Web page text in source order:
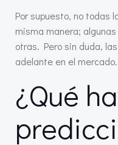
Por supuesto, no todas
misma manera;
otras. Pero sin duda,
adelante en el mercado.
¿Qué